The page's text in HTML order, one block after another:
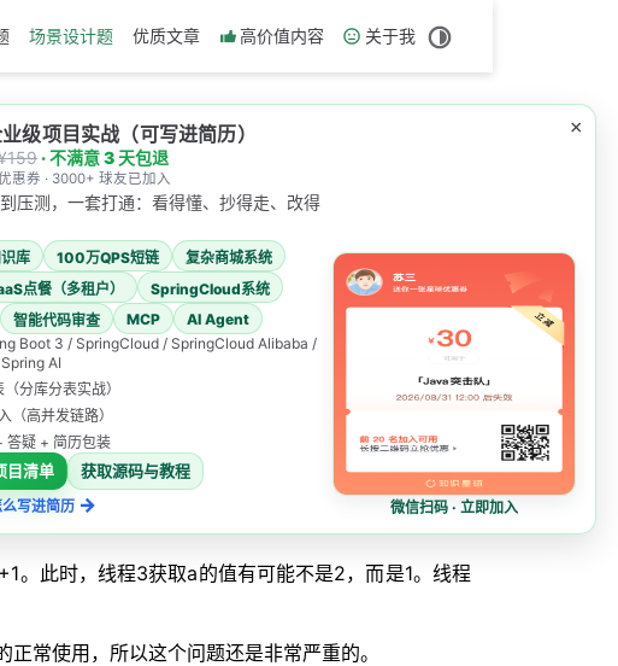
场景设计题 优质文章 高价值内容 关于我
都需要考虑的问题。
线程同时读和写公共资源（临界资源），导致的数据
。此时，线程3获取a的值有可能不是2，而是1。线程
常使用，所以这个问题还是非常严重的。
×
级项目实战（可写进简历）
· 不满意 3 天包退
惠券 · 3000+ 球友已加入
压测，一套打通：看得懂、抄得走、改得
库 100万QPS短链
复杂商城系统
点餐（多租户）
SpringCloud系统
智能代码审查 MCP
AI Agent
Boot 3 / SpringCloud / SpringCloud Alibaba /
AI
分库分表实战）
（高并发链路）
答疑 + 简历包装
目清单
获取源码与教程
写进简历 → 微信扫码 · 立即加入